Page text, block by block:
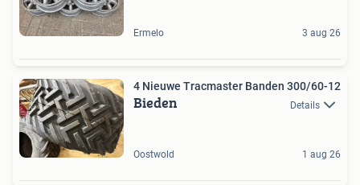
Ermelo 3 aug 26
4 Nieuwe Tracmaster Banden 300/60-12
Bieden Details
Oostwold 1 aug 26